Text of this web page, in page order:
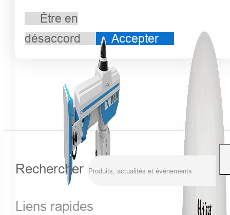
Être en
désaccord
Accepter
Rechercher
Liens rapides